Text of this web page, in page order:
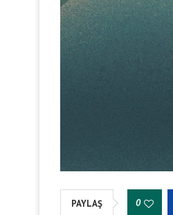
PAYLAŞ 0